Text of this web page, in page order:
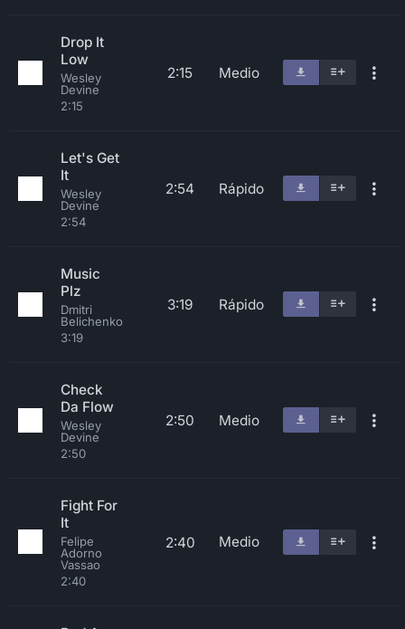
Drop It
Low
Wesley
Devine
2:15
2:15 Medio
Let's Get
It
Wesley
Devine
2:54
2:54 Rápido
Music
Plz
Dmitri
Belichenko
3:19
3:19 Rápido
Check
Da Flow
Wesley
Devine
2:50
2:50 Medio
Fight For
It
Felipe
Adorno
Vassao
2:40
2:40 Medio